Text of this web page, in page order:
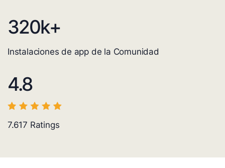
320k+
Instalaciones de app de la Comunidad
4.8
7.617 Ratings